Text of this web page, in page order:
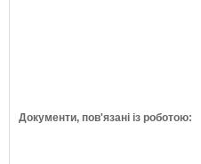
Документи, пов'язані із роботою: